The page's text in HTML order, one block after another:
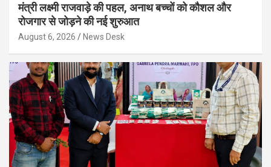
मंत्री लक्ष्मी राजवाड़े की पहल, अनाथ बच्चों को कौशल और
रोजगार से जोड़ने की नई शुरुआत
August 6, 2026 News Desk